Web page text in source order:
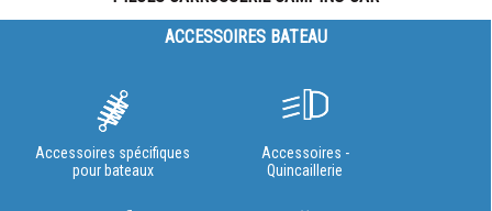
ACCESSOIRES BATEAU
Accessoires spécifiques
pour bateaux
Accessoires -
Quincaillerie